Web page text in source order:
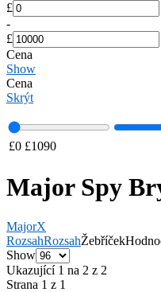
£
-
£
Cena
Show
Cena
Skrýt
£0 £1090
Major Spy
MajorX
RozsahRozsahŽebříček
Show
Ukazující 1 na 2 z 2
Strana 1 z 1